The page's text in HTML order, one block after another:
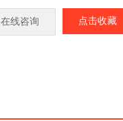
在线咨询 点击收藏